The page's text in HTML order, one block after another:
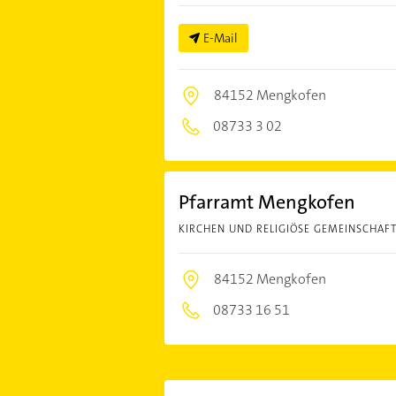
E-Mail
84152 Mengkofen
08733 3 02
Pfarramt Mengkofen
KIRCHEN UND RELIGIÖSE
84152 Mengkofen
08733 16 51